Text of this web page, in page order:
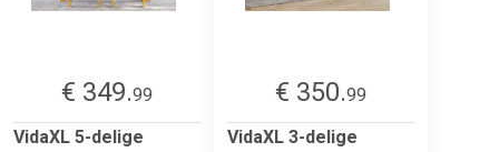
€ 349.99
VidaXL 5-delige
€ 350.99
VidaXL 3-delige